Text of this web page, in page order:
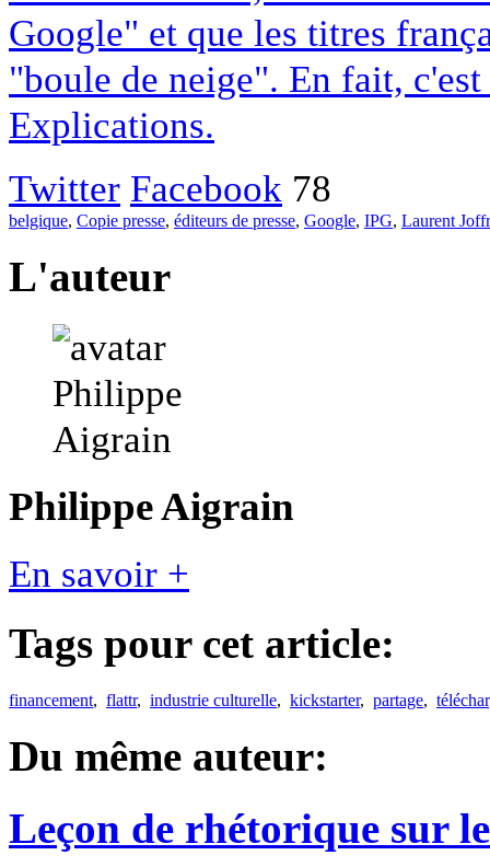
Google" et que les titres
"boule de neige". En fait,
Explications.
Twitter Facebook 78
belgique, Copie presse, éditeurs de presse, Google, IPG, Laurent
L'auteur
Philippe Aigrain
En savoir +
Tags pour cet article:
financement, flattr, industrie culturelle, kickstarter, partage,
Du même auteur:
Leçon de rhétorique sur